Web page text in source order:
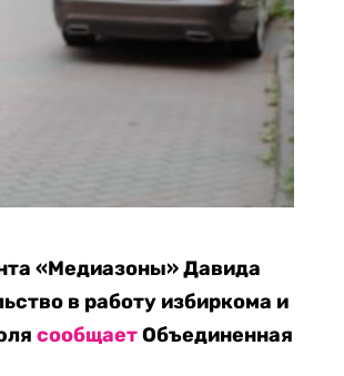
«Медиазоны» Давида
в работу избиркома и
сообщаетОбъединенная